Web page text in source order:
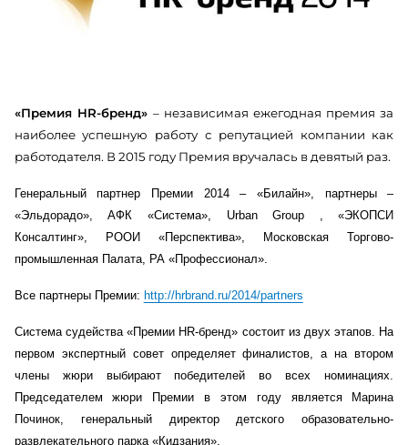
«Премия HR-бренд» – независимая ежегодная премия за
наиболее успешную работу с репутацией компании как
работодателя. В 2015 году Премия вручалась в девятый раз.
Генеральный партнер Премии 2014 – «Билайн», партнеры –
«Эльдорадо», АФК «Система», UrbanGroup , «ЭКОПСИ
Консалтинг», РООИ «Перспектива», Московская Торгово-
промышленная Палата, РА «Профессионал».
Все партнеры Премии: http://hrbrand.ru/2014/partners
Система судейства «Премии HR-бренд» состоит из двух этапов. На
первом экспертный совет определяет финалистов, а на втором
члены жюри выбирают победителей во всех номинациях.
Председателем жюри Премии в этом году является Марина
Починок, генеральный директор детского образовательно-
развлекательного парка «Кидзания».